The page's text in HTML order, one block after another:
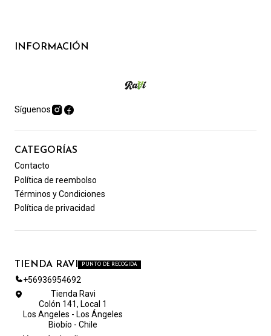
INFORMACIÓN
Síguenos
CATEGORÍAS
Contacto
Política de reembolso
Términos y Condiciones
Política de privacidad
TIENDA RAVI PUNTO DE RECOGIDA
+56936954692
Tienda Ravi
Colón 141, Local 1
Los Angeles - Los Ángeles
Biobío - Chile